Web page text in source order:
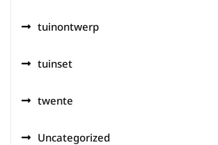
tuinontwerp
tuinset
twente
Uncategorized